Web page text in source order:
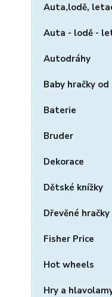
Auta,lodě,
Auta - lodě -
Autodráhy
Baby hračky
Baterie
Bruder
Dekorace
Dětské knížky
Dřevěné hračky
Fisher Price
Hot wheels
Hry a